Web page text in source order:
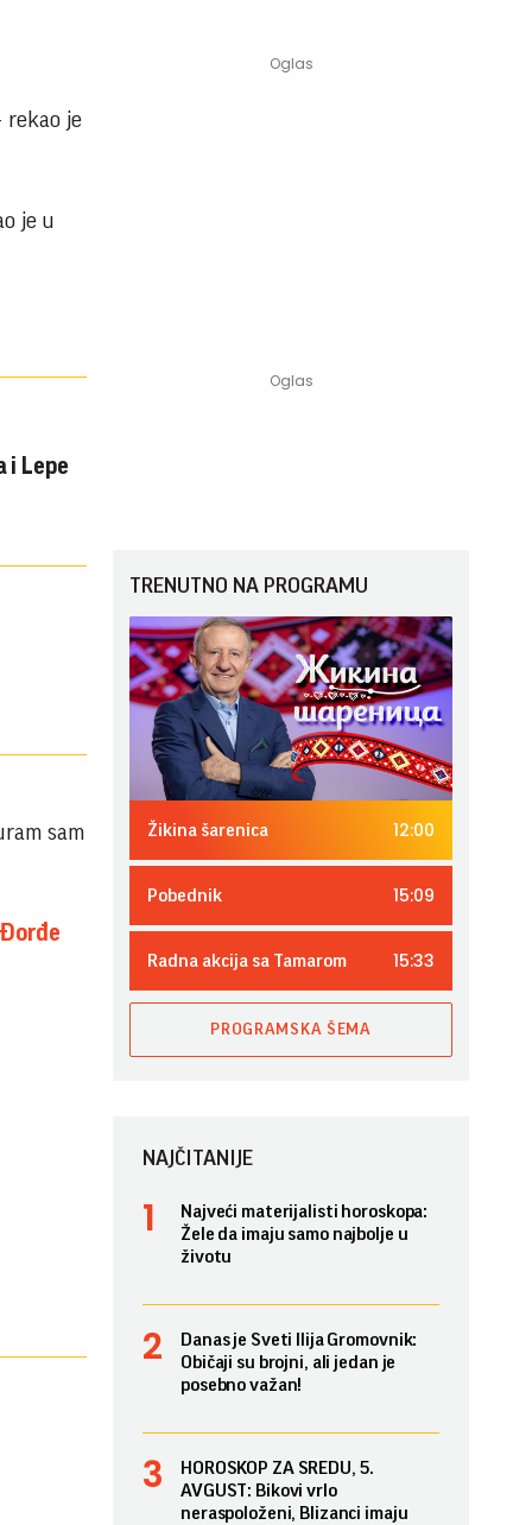
rekao je
je u
i Lepe
sam
Đorđe
TRENUTNO NA PROGRAMU
Žikina šarenica 12:00
Pobednik 15:09
Radna akcija sa Tamarom 15:33
PROGRAMSKA ŠEMA
NAJČITANIJE
Najveći materijalisti horoskopa:
Žele da imaju samo najbolje u
životu
Danas je Sveti Ilija Gromovnik:
Običaji su brojni, ali jedan je
posebno važan!
HOROSKOP ZA SREDU, 5.
AVGUST: Bikovi vrlo
neraspoloženi, Blizanci imaju